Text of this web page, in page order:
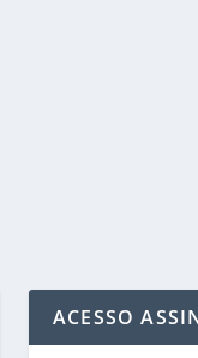
ACESSO